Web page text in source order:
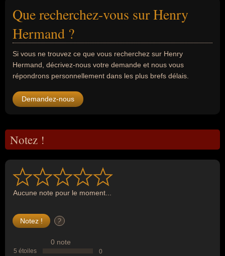
Que recherchez-vous sur Henry
Hermand ?
Si vous ne trouvez ce que vous recherchez sur Henry
Hermand, décrivez-nous votre demande et nous vous
répondrons personnellement dans les plus brefs délais.
Demandez-nous
Notez !
Aucune note pour le moment...
?
0 note
5 étoiles
0